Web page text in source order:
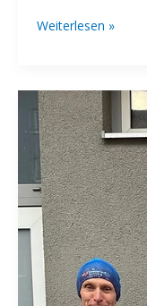
Challenge
Ein
unvergessliches
Triathlon-
Erlebnis
Weiterlesen »